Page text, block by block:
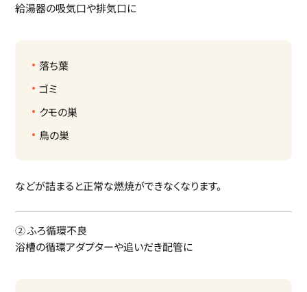
給湯器の吸気口や排気口に
落ち葉
ゴミ
クモの巣
鳥の巣
などが詰まると正常な燃焼ができなくなります。
② ふろ循環不良
浴槽の循環アダプターや追いだき配管に